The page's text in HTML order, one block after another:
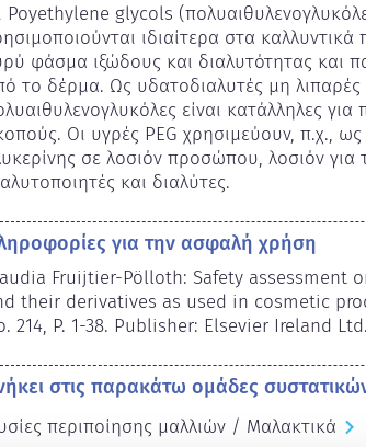
Poyethylene glycols
ιδιαίτερα στα
φάσμα ιξώδους και διαλυτότητας και
το δέρμα. Ως υδατοδιαλυτές μη λιπαρές
είναι κατάλληλες για
Οι υγρές PEG χρησιμεύουν, π.χ.,
σε λοσιόν προσώπου, λοσιόν για
και διαλύτες.
για την ασφαλή χρήση
Fruijtier-Pölloth: Safety assessment
their derivatives as used in cosmetic
214, P. 1-38. Publisher: Elsevier Ireland Ltd.
στις παρακάτω ομάδες
περιποίησης μαλλιών / Μαλακτικά